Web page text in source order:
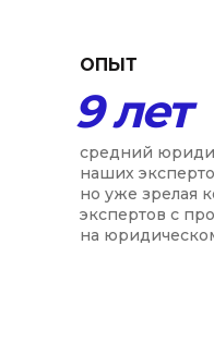
ОПЫТ
9 лет
средний
наших
но уже зрелая
экспертов с
на